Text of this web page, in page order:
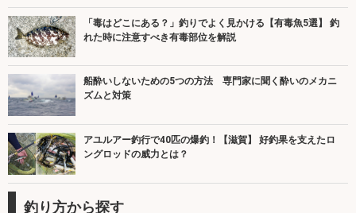
「毒はどこにある？」釣りでよく見かける【有毒魚5選】 釣
れた時に注意すべき有毒部位を解説
船酔いしないための5つの方法 専門家に聞く酔いのメカニ
ズムと対策
アユルアー釣行で40匹の爆釣！【滋賀】 好釣果を支えたロ
ングロッドの威力とは？
釣り方から探す